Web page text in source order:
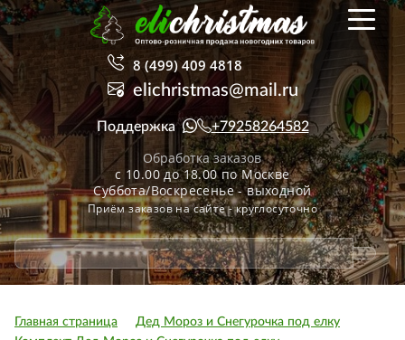
8 (499) 409 4818
elichristmas@mail.ru
Поддержка +79258264582
Обработка заказов
с 10.00 до 18.00 по Москве
Суббота/Воскресенье - выходной
Приём заказов на сайте - круглосуточно
Главная страница
Дед Мороз и Снегурочка под елку